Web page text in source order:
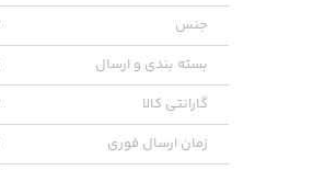
جنس
بسته بندی و ارسال
گارانتی کالا
زمان ارسال فوری